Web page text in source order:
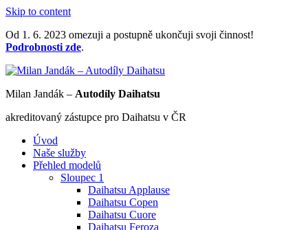
Skip to content
Od 1. 6. 2023 omezuji a postupně ukončuji svoji činnost!
Podrobnosti zde.
Milan Jandák – Autodíly Daihatsu
akreditovaný zástupce pro Daihatsu v ČR
Úvod
Naše služby
Přehled modelů
Sloupec 1
Daihatsu Applause
Daihatsu Copen
Daihatsu Cuore
Daihatsu Feroza